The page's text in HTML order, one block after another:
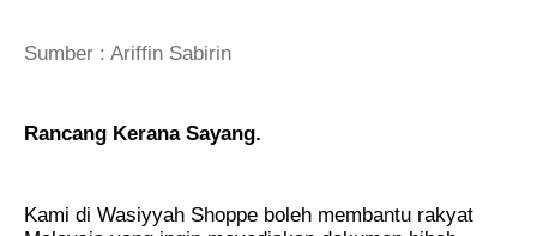
Sumber : Ariffin Sabirin
Rancang Kerana Sayang.
Kami di Wasiyyah Shoppe boleh membantu rakyat